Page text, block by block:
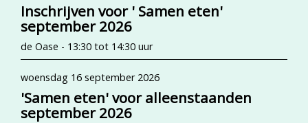
Inschrijven voor ' Samen eten'
september 2026
de Oase - 13:30 tot 14:30 uur
woensdag 16 september 2026
'Samen eten' voor alleenstaanden
september 2026